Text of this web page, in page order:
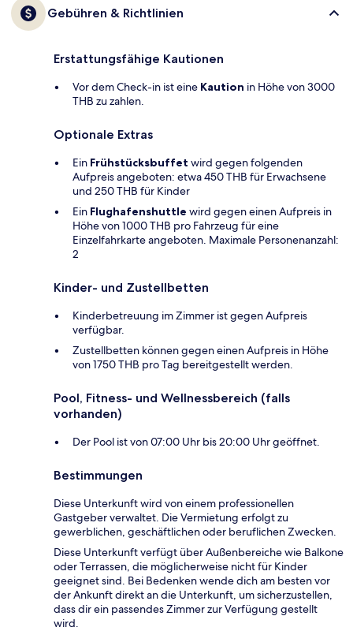
Gebühren & Richtlinien
Erstattungsfähige Kautionen
Vor dem Check-in ist eine Kaution in Höhe von 3000
THB zu zahlen.
Optionale Extras
Ein Frühstücksbuffet wird gegen folgenden
Aufpreis angeboten: etwa 450 THB für Erwachsene
und 250 THB für Kinder
Ein Flughafenshuttle wird gegen einen Aufpreis in
Höhe von 1000 THB pro Fahrzeug für eine
Einzelfahrkarte angeboten. Maximale Personenanzahl:
2
Kinder- und Zustellbetten
Kinderbetreuung im Zimmer ist gegen Aufpreis
verfügbar.
Zustellbetten können gegen einen Aufpreis in Höhe
von 1750 THB pro Tag bereitgestellt werden.
Pool, Fitness- und Wellnessbereich (falls
vorhanden)
Der Pool ist von 07:00 Uhr bis 20:00 Uhr geöffnet.
Bestimmungen
Diese Unterkunft wird von einem professionellen
Gastgeber verwaltet. Die Vermietung erfolgt zu
gewerblichen, geschäftlichen oder beruflichen Zwecken.
Diese Unterkunft verfügt über Außenbereiche wie Balkone
oder Terrassen, die möglicherweise nicht für Kinder
geeignet sind. Bei Bedenken wende dich am besten vor
der Ankunft direkt an die Unterkunft, um sicherzustellen,
dass dir ein passendes Zimmer zur Verfügung gestellt
wird.